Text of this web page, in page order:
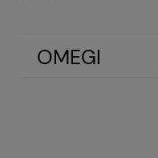
OMEGI